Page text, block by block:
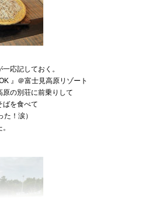
ーです。
にセットリスト、
ッションテーブルと言って
のカウベルだの
応記しておく。
』＠富士見高原リゾート
原の別荘に前乗りして
ばを食べて
！涙）